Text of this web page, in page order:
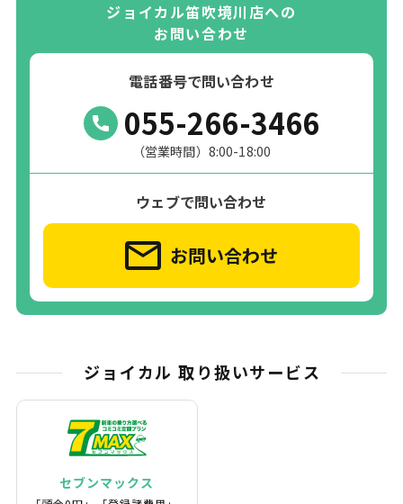
ジョイカル笛吹境川店への
お問い合わせ
電話番号で問い合わせ
055-266-3466
（営業時間）8:00-18:00
ウェブで問い合わせ
お問い合わせ
ジョイカル 取り扱いサービス
セブンマックス